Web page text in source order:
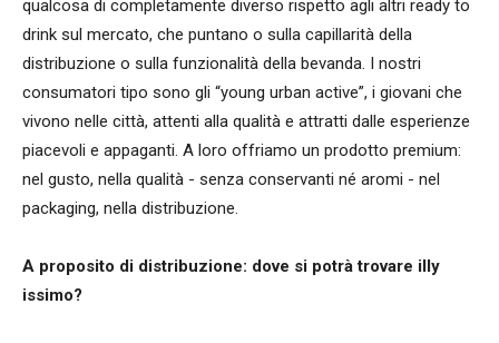
qualcosa di completamente diverso rispetto agli altri ready to
drink sul mercato, che puntano o sulla capillarità della
distribuzione o sulla funzionalità della bevanda. I nostri
consumatori tipo sono gli “young urban active”, i giovani che
vivono nelle città, attenti alla qualità e attratti dalle esperienze
piacevoli e appaganti. A loro offriamo un prodotto premium:
nel gusto, nella qualità - senza conservanti né aromi - nel
packaging, nella distribuzione.
A proposito di distribuzione: dove si potrà trovare illy
issimo?